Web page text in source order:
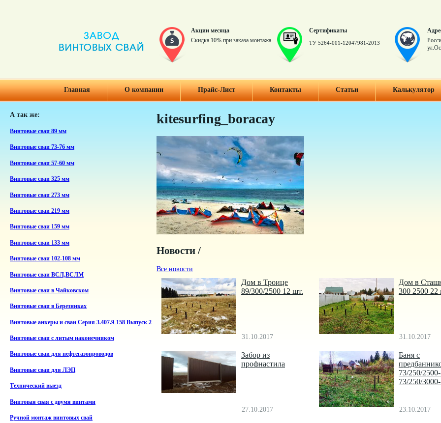
Акции месяца
Скидка 10% при заказа монтажа
Сертификаты
ТУ 5264-001-12047981-2013
Главная О компании Прайс-Лист Контакты Статьи Калькулятор
А так же:
Винтовые сваи 89 мм
Винтовые сваи 73-76 мм
Винтовые сваи 57-60 мм
Винтовые сваи 325 мм
Винтовые сваи 273 мм
Винтовые сваи 219 мм
Винтовые сваи 159 мм
Винтовые сваи 133 мм
Винтовые сваи 102-108 мм
Винтовые сваи ВСЛ,ВСЛМ
Винтовые сваи в Чайковском
Винтовые сваи в Березниках
Винтовые анкеры и сваи Серия 3.407.9-158 Выпуск 2
Винтовые сваи с литым наконечником
Винтовые сваи для нефтегазопроводов
Винтовые сваи для ЛЭП
Технический выезд
Винтовая свая с двумя винтами
Ручной монтаж винтовых свай
kitesurfing_boracay
Новости /
Все новости
Дом в Троице
89/300/2500 12 шт.
31.10.2017
Дом в
300 2500 22
31.10.2017
Забор из
профнастила
27.10.2017
Баня с
73/250/
73/250/
23.10.2017